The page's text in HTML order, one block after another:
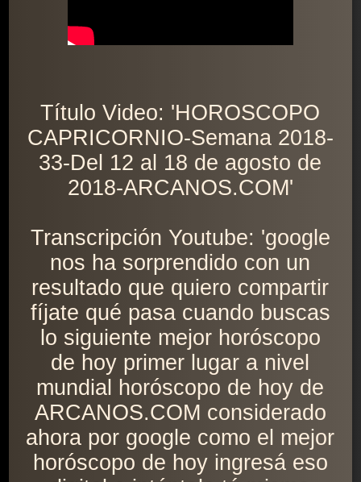
Título Video: 'HOROSCOPO
CAPRICORNIO-Semana 2018-
33-Del 12 al 18 de agosto de
2018-ARCANOS.COM'
Transcripción Youtube: 'google
nos ha sorprendido con un
resultado que quiero compartir
fíjate qué pasa cuando buscas
lo siguiente mejor horóscopo
de hoy primer lugar a nivel
mundial horóscopo de hoy de
ARCANOS.COM considerado
ahora por google como el mejor
horóscopo de hoy ingresá eso